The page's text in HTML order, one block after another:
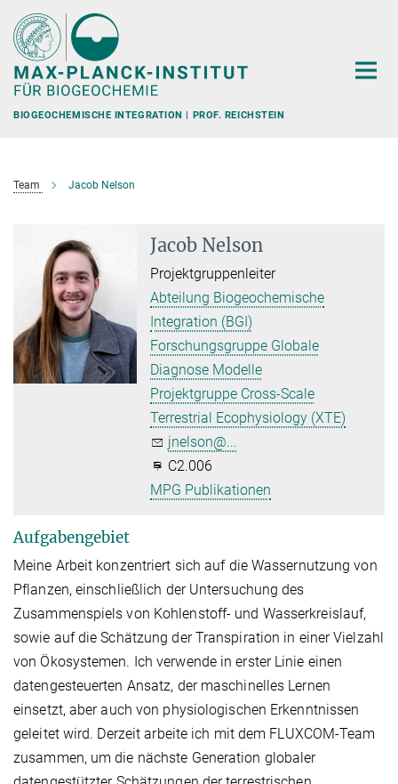
Hauptinhalt
BIOGEOCHEMISCHE INTEGRATION | PROF. REICHSTEIN
Team Jacob Nelson
Jacob Nelson
Projektgruppenleiter
Abteilung Biogeochemische
Integration (BGI)
Forschungsgruppe Globale
Diagnose Modelle
Projektgruppe Cross-Scale
Terrestrial Ecophysiology (XTE)
jnelson@...
C2.006
MPG Publikationen
Aufgabengebiet
Meine Arbeit konzentriert sich auf die Wassernutzung von
Pflanzen, einschließlich der Untersuchung des
Zusammenspiels von Kohlenstoff- und Wasserkreislauf,
sowie auf die Schätzung der Transpiration in einer Vielzahl
von Ökosystemen. Ich verwende in erster Linie einen
datengesteuerten Ansatz, der maschinelles Lernen
einsetzt, aber auch von physiologischen Erkenntnissen
geleitet wird. Derzeit arbeite ich mit dem FLUXCOM-Team
zusammen, um die nächste Generation globaler